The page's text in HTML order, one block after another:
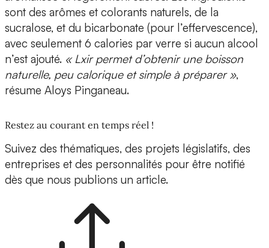
sont des arômes et colorants naturels, de la
sucralose, et du bicarbonate (pour l’effervescence),
avec seulement 6 calories par verre si aucun alcool
n’est ajouté. « Lxir permet d’obtenir une boisson
naturelle, peu calorique et simple à préparer »,
résume Aloys Pinganeau.
Restez au courant en temps réel !
Suivez des thématiques, des projets législatifs, des
entreprises et des personnalités pour être notifié
dès que nous publions un article.